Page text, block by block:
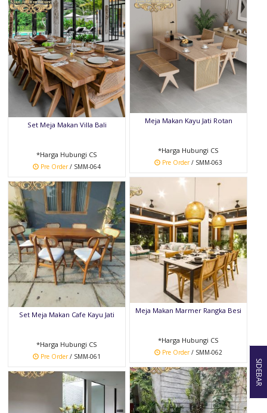
Set Meja Makan Villa Bali
*Harga Hubungi CS
Pre Order/ SMM-064
Meja Makan Kayu Jati Rotan
*Harga Hubungi CS
Pre Order/ SMM-063
Meja Makan Marmer Rangka Besi
*Harga Hubungi CS
Pre Order/ SMM-062
Set Meja Makan Cafe Kayu Jati
*Harga Hubungi CS
Pre Order/ SMM-061
SIDEBAR